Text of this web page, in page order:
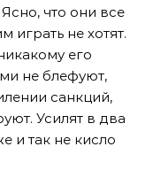
Ясно, что они все
играть не хотят.
его
не блефуют,
санкций,
Усилят в два
и так не кисло